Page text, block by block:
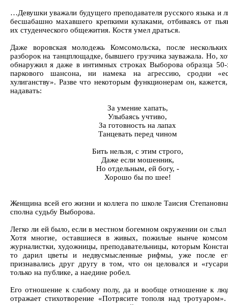
…Девушки уважали будущего преподавателя русского языка и
бесшабашно махавшего крепкими кулаками, отбиваясь от
их студенческого общежития. Костя умел драться.
Даже воровская молодежь Комсомольска, после
разборок на танцплощадке, бывшего грузчика зауважала. Но,
обнаружил я даже в интимных строках Выборова образца
паркового шансона, ни намека на агрессию, сродни
хулиганству». Разве что некоторым функционерам он,
надавать:
За умение хапать,
Улыбаясь учтиво,
За готовность на лапах
Танцевать перед чином
Бить нельзя, с этим строго,
Даже если мошенник,
Но отдельным, ей богу, -
Хорошо бы по шее!
Женщина всей его жизни и коллега по школе Таисия
сполна судьбу Выборова.
Легко ли ей было, если в местном богемном окружении он слыл
Хотя многие, оставшиеся в живых, пожилые нынче
журналистки, художницы, преподавательницы, которым
то дарил цветы и недвусмысленные рифмы, уже после
признавались друг другу в том, что он целовался и
только на публике, а наедине робел.
Его отношение к слабому полу, да и вообще отношение к
отражает стихотворение «Потрясите тополя над